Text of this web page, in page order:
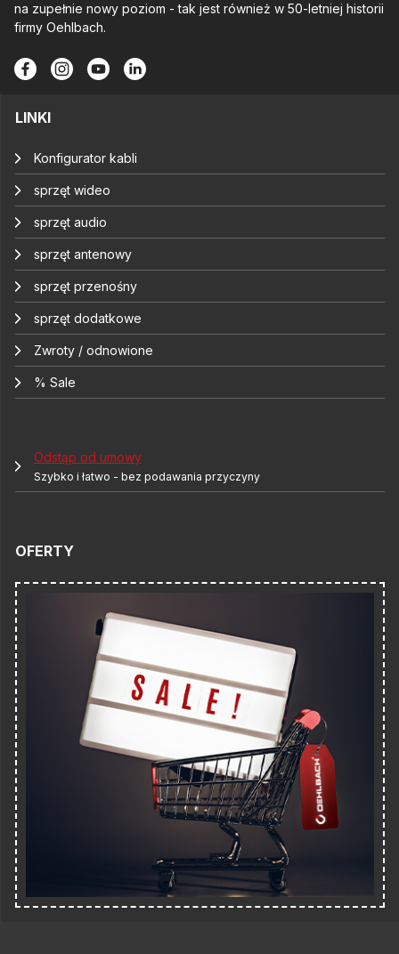
na zupełnie nowy poziom - tak jest również w 50-letniej historii
firmy Oehlbach.
LINKI
Konfigurator kabli
sprzęt wideo
sprzęt audio
sprzęt antenowy
sprzęt przenośny
sprzęt dodatkowe
Zwroty / odnowione
% Sale
Odstąp od umowy
Szybko i łatwo - bez podawania przyczyny
OFERTY